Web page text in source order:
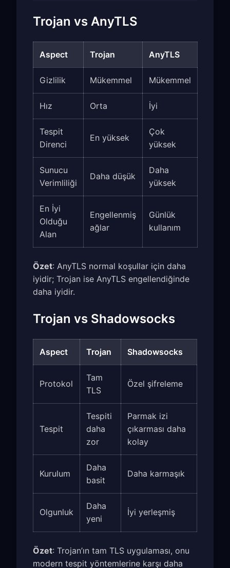
Trojan vs AnyTLS
Aspect Trojan AnyTLS
Gizlilik Mükemmel Mükemmel
Hız Orta İyi
Tespit
Direnci
En yüksek
Çok
yüksek
Sunucu
Verimliliği
Daha düşük
Daha
yüksek
En İyi
Olduğu
Alan
Engellenmiş
ağlar
Günlük
kullanım
Özet: AnyTLS normal koşullar için daha
iyidir; Trojan ise AnyTLS engellendiğinde
daha iyidir.
Trojan vs Shadowsocks
Aspect Trojan Shadowsocks
Protokol
Tam
TLS
Özel şifreleme
Tespit
Tespiti
daha
zor
Parmak izi
çıkarması daha
kolay
Kurulum
Daha
basit
Daha karmaşık
Olgunluk
Daha
yeni
İyi yerleşmiş
Özet: Trojan’ın tam TLS uygulaması, onu
modern tespit yöntemlerine karşı daha